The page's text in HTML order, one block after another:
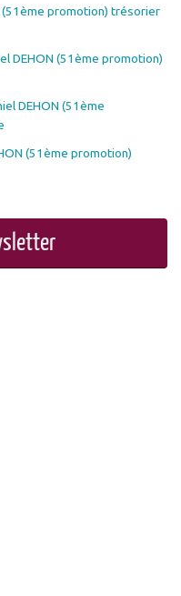
(51ème promotion) trésorier
DEHON (51ème promotion)
DEHON (51ème
(51ème promotion)